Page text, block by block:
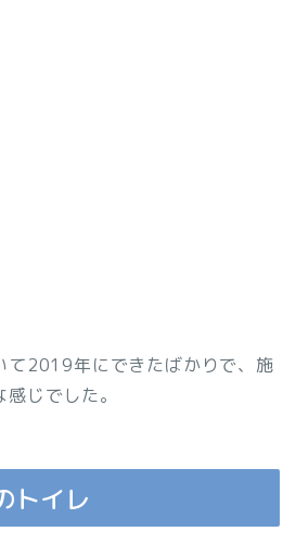
て2019年にできたばかりで、施
じでした。
トイレ